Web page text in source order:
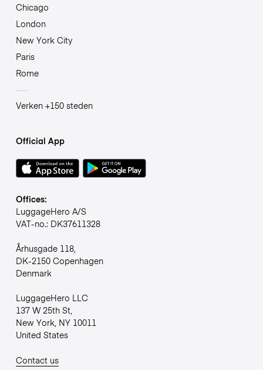
Chicago
London
New York City
Paris
Rome
Verken +150 steden
Official App
Offices:
LuggageHero A/S
VAT-no.: DK37611328
Århusgade 118,
DK-2150 Copenhagen
Denmark
LuggageHero LLC
137 W 25th St,
New York, NY 10011
United States
Contact us